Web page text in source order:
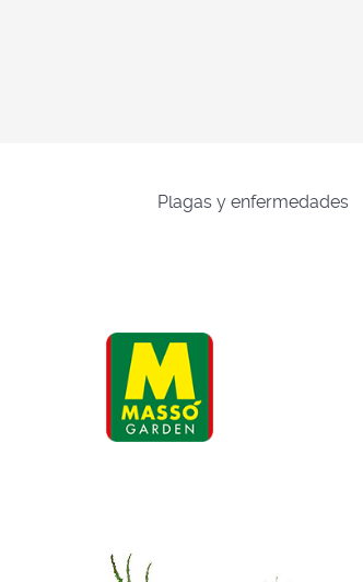
Plagas y enfermedades